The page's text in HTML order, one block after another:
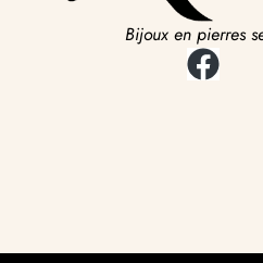
Bijoux en pierres